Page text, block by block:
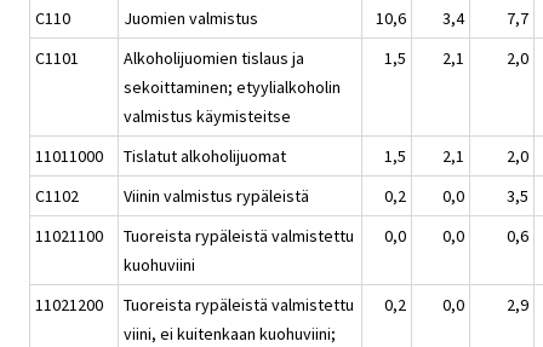
C110
Juomien valmistus 10,6 3,4
7,7
C1101
Alkoholijuomien tislaus ja
sekoittaminen; etyylialkoholin
valmistus käymisteitse
1,5 2,1 2,0
11011000 Tislatut alkoholijuomat 1,5 2,1
2,0
C1102
Viinin valmistus rypäleistä 0,2 0,0
3,5
11021100
Tuoreista rypäleistä valmistettu
kuohuviini
0,0 0,0 0,6
11021200
Tuoreista rypäleistä valmistettu
viini, ei kuitenkaan kuohuviini;
0,2 0,0 2,9